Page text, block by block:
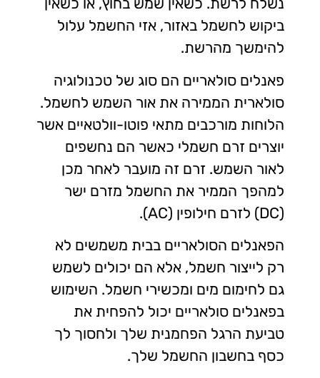
ביקוש לחשמל באזור, אזי החשמל עלול
להימשך מהרשת.
פאנלים סולאריים הם סוג של טכנולוגיה
סולארית הממירה את אור השמש לחשמל.
הלוחות מורכבים מתאי פוטו-וולטאיים אשר
יוצרים זרם חשמלי כאשר הם נחשפים
לאור השמש. זרם זה מועבר לאחר מכן
למהפך הממיר את החשמל מזרם ישר
(DC) לזרם חילופין (AC).
הפאנלים הסולאריים בבית משמשים לא
רק לייצור חשמל, אלא הם יכולים לשמש
גם לחימום מים ומכשירי חשמל. השימוש
בפאנלים סולאריים יכול להפחית את
טביעת הרגל הפחמנית שלך ולחסוך לך
כסף בחשבון החשמל שלך.